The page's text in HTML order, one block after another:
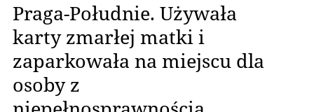
Praga-Południe. Używała
karty zmarłej matki i
zaparkowała na miejscu dla
osoby z